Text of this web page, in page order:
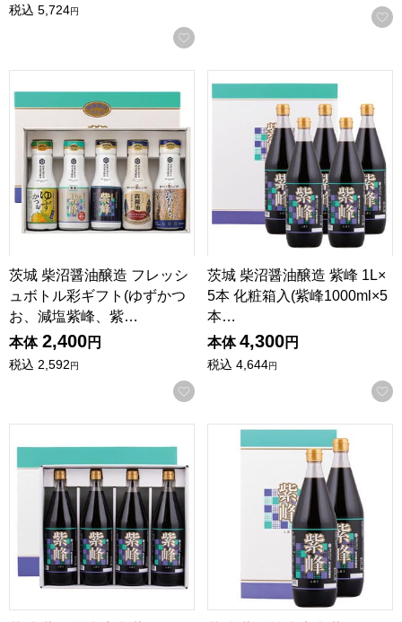
税込 5,724円
お気に入りに登録する
茨城 柴沼醤油醸造 フレッシュボトル彩ギフト(ゆずかつお
茨城 柴沼醤油醸造 フレッシ
ュボトル彩ギフト(ゆずかつ
お、減塩紫峰、紫…
本体 2,400円
税込 2,592円
お気に入りに登録する
茨城 柴沼醤油醸造 紫峰
茨城 柴沼醤油醸造 紫峰 1L×
5本 化粧箱入(紫峰1000ml×5
本…
本体 4,300円
税込 4,644円
茨城 柴沼醤油醸造 紫峰 1L×4本 化粧箱入(紫峰1000ml×4本)
茨城 柴沼醤油醸造 紫峰